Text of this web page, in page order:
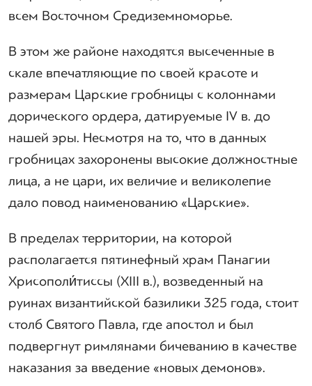
всем Восточном Средиземноморье.
В этом же районе находятся высеченные в
скале впечатляющие по своей красоте и
размерам Царские гробницы с колоннами
дорического ордера, датируемые IV в. до
нашей эры. Несмотря на то, что в данных
гробницах захоронены высокие должностные
лица, а не цари, их величие и великолепие
дало повод наименованию «Царские».
В пределах территории, на которой
располагается пятинефный храм Панагии
Хрисополи́тиссы (XIII в.), возведенный на
руинах византийской базилики 325 года, стоит
столб Святого Павла, где апостол и был
подвергнут римлянами бичеванию в качестве
наказания за введение «новых демонов».